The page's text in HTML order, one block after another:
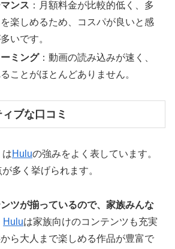
ンス ：月額料金が比較的低く、多
楽しめるため、コスパが良いと感
いです。
ミング：動画の読み込みが速く、
ことがほとんどありません。
ブな口コミ
はHuluの強みをよく表しています。
多く挙げられます。
ンツが揃っているので、家族みんな
Huluは家族向けのコンテンツも充実
ら大人まで楽しめる作品が豊富で